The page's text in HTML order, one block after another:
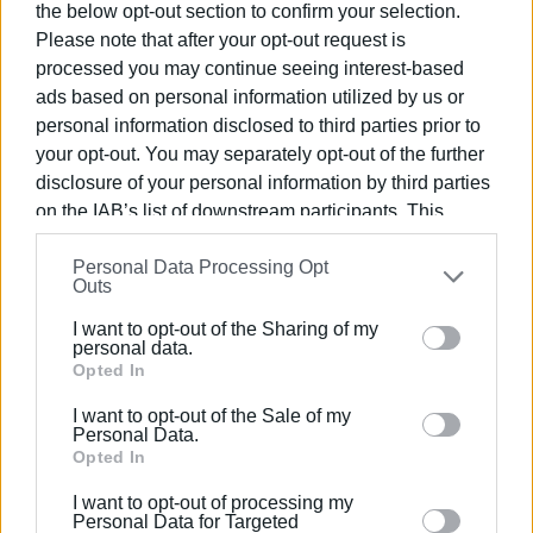
the below opt-out section to confirm your selection.
Please note that after your opt-out request is
processed you may continue seeing interest-based
ads based on personal information utilized by us or
personal information disclosed to third parties prior to
your opt-out. You may separately opt-out of the further
disclosure of your personal information by third parties
on the IAB’s list of downstream participants. This
information may also be disclosed by us to third parties
on theIAB’s List of Downstream Participants
that may
further disclose it to other third parties.
Please note that this website/app uses one or more
Google services and may gather and store information
behaviour. You may click to grant or deny consent to
Google and its third-party tags to use your data for
section.
Personal Data Processing Opt
Outs
I want to opt-out of the Sharing of my
personal data.
Opted In
I want to opt-out of the Sale of my
Personal Data.
Opted In
I want to opt-out of processing my
Personal Data for Targeted
τις ενέργειες του ΑΔΚ κ. Σ. Σκολαρίκη για την τήρηση
του νόμου που έχει σαν όριο λήξης της μουσικής την
11:00μμ.
Ζητάμε εντός της παλαιάς πόλης να μην δοθεί καμία
παράταση ωραρίου μουσικών οργάνων.
Να επανεξεταστούν όλες οι άδειες λειτουργίας Κ.Υ.Ε
και εκτός ωρών κοινής ησυχίας καθώς κοινή
καθ’ υπέρβαση της άδειάς τους δημιουργώντας αθέμιτο
ανταγωνισμό.
Όλοι οι κάτοικοι αναμένουν από εσάς την στήριξη των
οργάνων της δημόσιας διοίκησης και των ενεργειών
από χρόνια θα επιτρέψει στους κατοίκους να ΖΗΣΟΥΝ